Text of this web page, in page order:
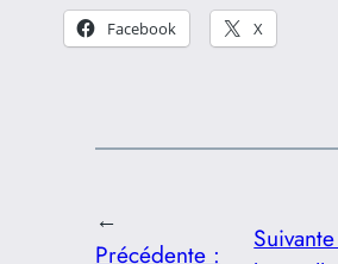
Facebook X
←
Précédente :